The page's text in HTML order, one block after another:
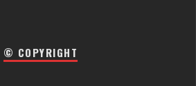
© COPYRIGHT